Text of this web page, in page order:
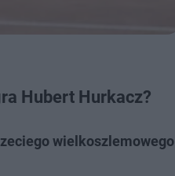
Hubert Hurkacz?
wielkoszlemowego